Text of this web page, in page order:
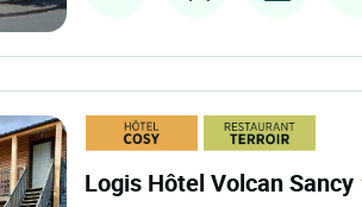
Logis Hôtel Volcan Sancy